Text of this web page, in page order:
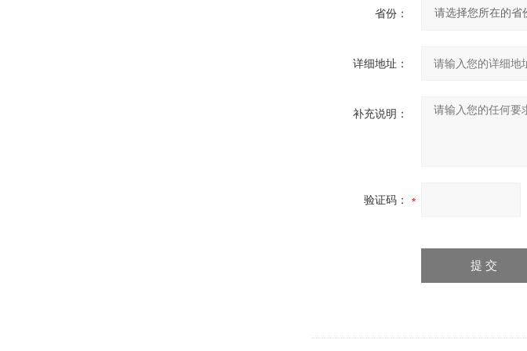
省份：
详细地址：
补充说明：
验证码：